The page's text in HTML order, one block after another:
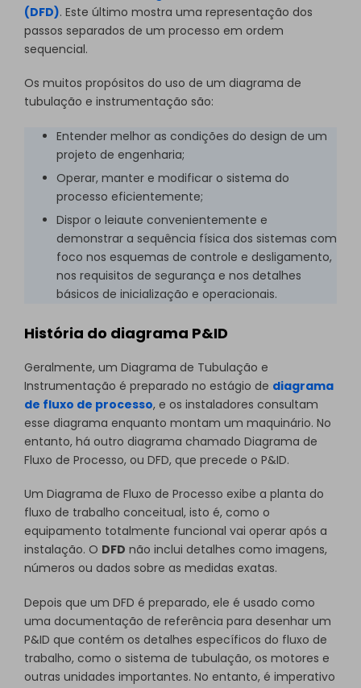
(DFD). Este último mostra uma representação dos
passos separados de um processo em ordem
sequencial.
Os muitos propósitos do uso de um diagrama de
tubulação e instrumentação são:
Entender melhor as condições do design de um
projeto de engenharia;
Operar, manter e modificar o sistema do
processo eficientemente;
Dispor o leiaute convenientemente e
demonstrar a sequência física dos sistemas com
foco nos esquemas de controle e desligamento,
nos requisitos de segurança e nos detalhes
básicos de inicialização e operacionais.
História do diagrama P&ID
Geralmente, um Diagrama de Tubulação e
Instrumentação é preparado no estágio de diagrama
de fluxo de processo, e os instaladores consultam
esse diagrama enquanto montam um maquinário. No
entanto, há outro diagrama chamado Diagrama de
Fluxo de Processo, ou DFD, que precede o P&ID.
Um Diagrama de Fluxo de Processo exibe a planta do
fluxo de trabalho conceitual, isto é, como o
equipamento totalmente funcional vai operar após a
instalação. O DFD não inclui detalhes como imagens,
números ou dados sobre as medidas exatas.
Depois que um DFD é preparado, ele é usado como
uma documentação de referência para desenhar um
P&ID que contém os detalhes específicos do fluxo de
trabalho, como o sistema de tubulação, os motores e
outras unidades importantes. No entanto, é imperativo